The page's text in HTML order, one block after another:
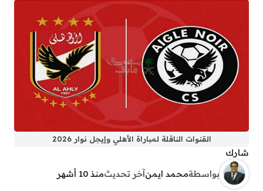
القنوات الناقلة لمباراة الأهلي وإيجل نوار 2026
شارك
بواسطةمحمد ايمنآخر تحديثمنذ 10 أشهر